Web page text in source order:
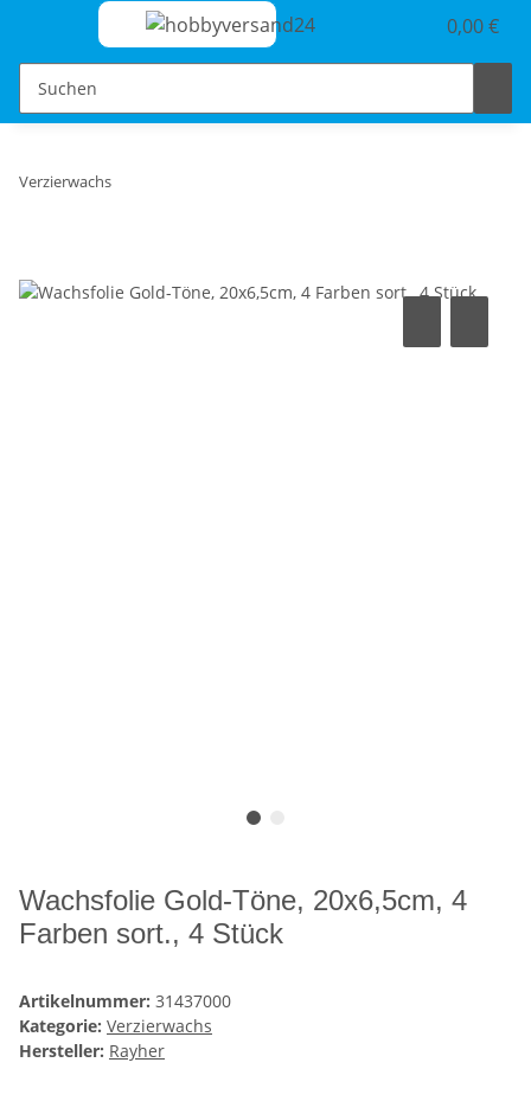
0,00 €
Verzierwachs
Wachsfolie Gold-Töne, 20x6,5cm, 4
Farben sort., 4 Stück
Artikelnummer: 31437000
Kategorie: Verzierwachs
Hersteller: Rayher